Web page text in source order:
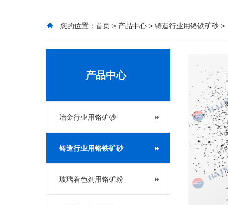
您的位置： 首页 > 产品中心 > 铸造行业用铬铁矿砂 >
产品中心
冶金行业用铬矿砂
铸造行业用铬铁矿砂
玻璃着色剂用铬矿粉